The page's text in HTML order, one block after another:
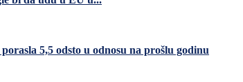
5,5 odsto u odnosu na prošlu godinu